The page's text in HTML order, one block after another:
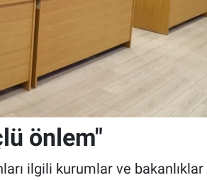
önlem"
ilgili kurumlar ve bakanlıklar